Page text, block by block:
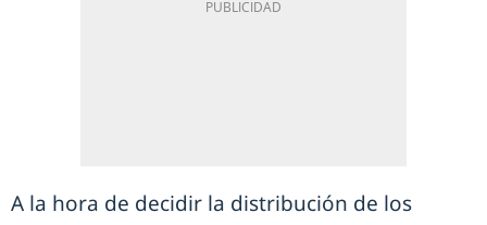
A la hora de decidir la distribución de los